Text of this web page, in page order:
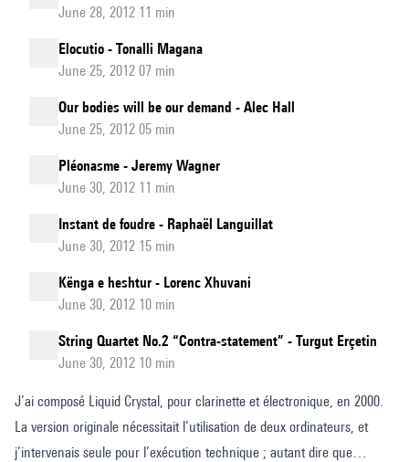
June 28, 2012 11 min
Elocutio - Tonalli Magana
June 25, 2012 07 min
Our bodies will be our demand - Alec Hall
June 25, 2012 05 min
Pléonasme - Jeremy Wagner
June 30, 2012 11 min
Instant de foudre - Raphaël Languillat
June 30, 2012 15 min
Kënga e heshtur - Lorenc Xhuvani
June 30, 2012 10 min
String Quartet No.2 “Contra-statement” - Turgut Erçetin
June 30, 2012 10 min
J’ai composé Liquid Crystal, pour clarinette et électronique, en 2000.
La version originale nécessitait l’utilisation de deux ordinateurs, et
j’intervenais seule pour l’exécution technique ; autant dire que